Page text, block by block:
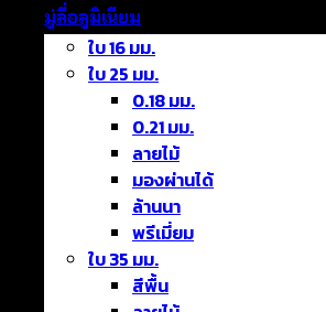
มู่ลี่อลูมิเนียม
ใบ 16 มม.
ใบ 25 มม.
0.18 มม.
0.21 มม.
ลายไม้
มองผ่านได้
ล้านนา
พรีเมี่ยม
ใบ 35 มม.
สีพื้น